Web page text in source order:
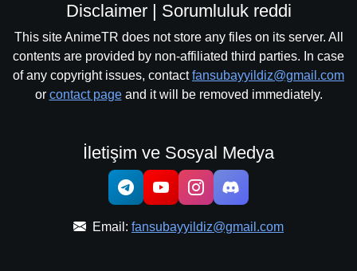
Disclaimer | Sorumluluk reddi
This site AnimeTR does not store any files on its server. All
contents are provided by non-affiliated third parties. In case
of any copyright issues, contactfansubayyildiz@gmail.com
or contact pageand it will be removed immediately.
İletişim ve Sosyal Medya
Email: fansubayyildiz@gmail.com